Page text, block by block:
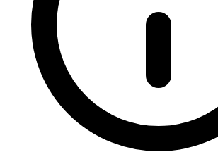
Le placement et la coupe
Couture manuelle
Le placement et la coupe
Préparation à l'essayage
Réaliser les opérations d'assemblage, de
et de repassage
Techniques d'assemblage
Ourlets et plis
Les poches
Les manches, fentes et pinces
Les fermetures